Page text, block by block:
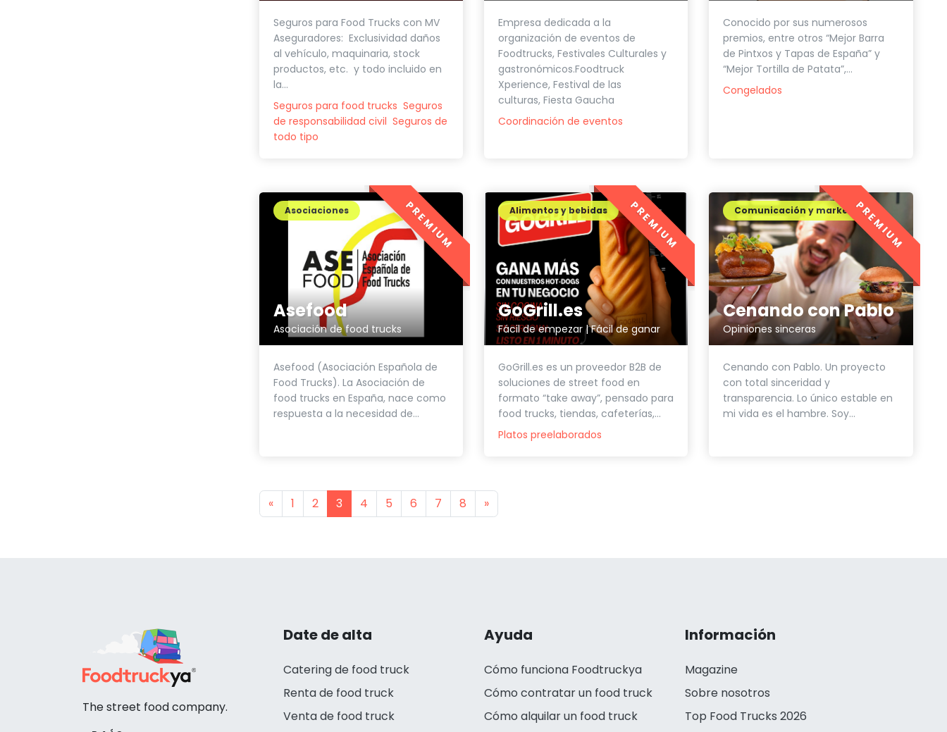
Seguros para Food Trucks con MV
Aseguradores: Exclusividad daños
al vehículo, maquinaria, stock
productos, etc. y todo incluido en
la...
Seguros para food trucks Seguros
de responsabilidad civil Seguros de
todo tipo
Empresa dedicada a la
organización de eventos de
Foodtrucks, Festivales Culturales y
gastronómicos.Foodtruck
Xperience, Festival de las
culturas, Fiesta Gaucha
Coordinación de eventos
Conocido por sus numerosos
premios, entre otros “Mejor Barra
de Pintxos y Tapas de España” y
“Mejor Tortilla de Patata”,...
Congelados
Asefood
Asociación de food trucks
Asociaciones
Asefood (Asociación Española de
Food Trucks). La Asociación de
food trucks en España, nace como
respuesta a la necesidad de...
PREMIUM
GoGrill.es
Fácil de empezar | Fácil de ganar
Alimentos y bebidas
GoGrill.es es un proveedor B2B de
soluciones de street food en
formato “take away”, pensado para
food trucks, tiendas, cafeterías,...
Platos preelaborados
PREMIUM
Cenando con Pablo
Opiniones sinceras
Comunicación y marketing
Cenando con Pablo. Un proyecto
con total sinceridad y
transparencia. Lo único estable en
mi vida es el hambre. Soy...
PREMIUM
«Previous
1 2 3 4 5 6 7 8 »Next
Date de alta
Catering de food truck
Renta de food truck
Venta de food truck
Ayuda
Cómo funciona Foodtruckya
Cómo contratar un food truck
Cómo alquilar un food truck
Información
Magazine
Sobre nosotros
Top Food Trucks 2026
The street food company.